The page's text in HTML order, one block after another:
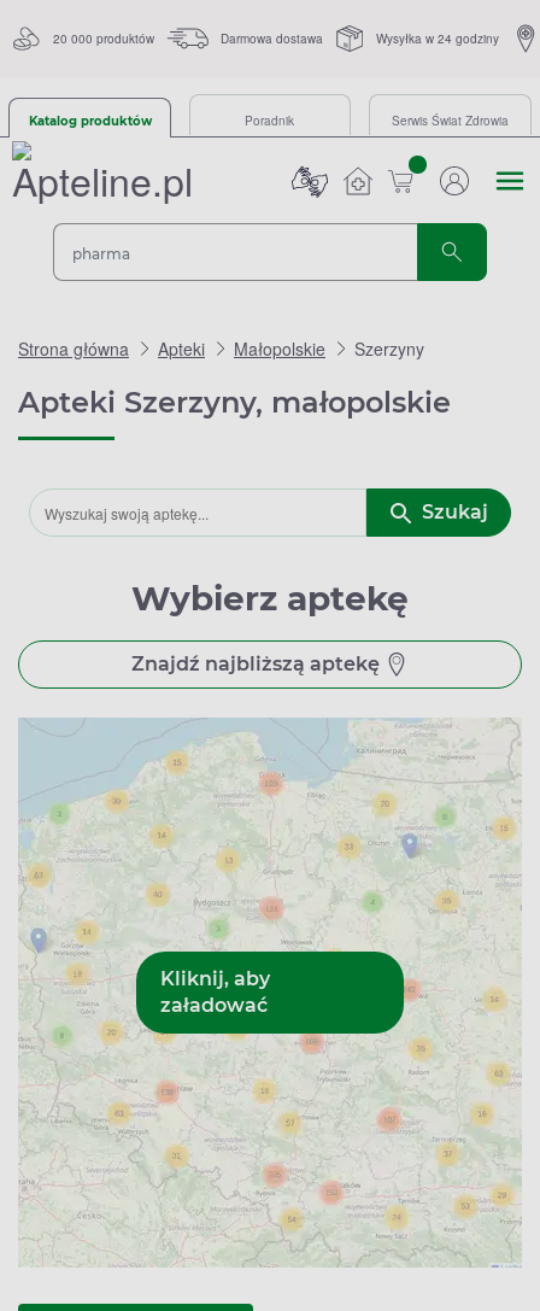
20 000 produktów Darmowa dostawa Wysyłka w 24 godziny
Katalog produktów Poradnik Serwis Świat Zdrowia
sztuk
Strona główna Apteki Małopolskie Szerzyny
Apteki Szerzyny, małopolskie
Szukaj
Wybierz aptekę
Znajdź najbliższą aptekę